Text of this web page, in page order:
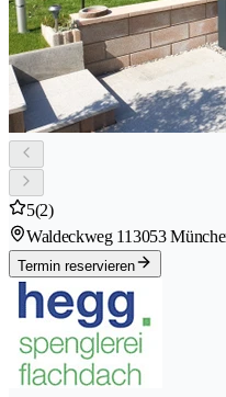
5(2)
Waldeckweg 113053
Termin reservieren